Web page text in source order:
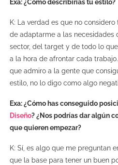
Exa: ¿Cómo describirías tu estilo?
K: La verdad es que no
de adaptarme a las necesidades
sector, del target y de todo lo
a la hora de afrontar cada
que admiro a la gente que
estilo, no lo digo como algo
Exa: ¿Cómo has conseguido
Diseño? ¿Nos podrías dar algún
que quieren empezar?
K: Sí, es algo que me preguntan
que la base para tener un buen